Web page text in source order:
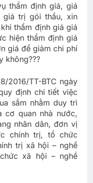
thẩm định giá, giá
giá trị gói thầu, xin
thẩm định giá giá
hiện thẩm định giá
giá để giảm chi phí
không???
2016/TT-BTC ngày
định chi tiết việc
sắm nhằm duy trì
cơ quan nhà nước,
nhân dân, đơn vị
chính trị, tổ chức
trị xã hội – nghề
xã hội – nghề